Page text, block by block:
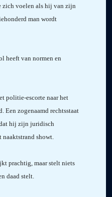
zich voelen als hij van zijn
man wordt
heeft van normen en
politie-escorte naar het
Een zogenaamd rechtsstaat
hij zijn juridisch
naaktstrand showt.
prachtig, maar stelt niets
daad stelt.